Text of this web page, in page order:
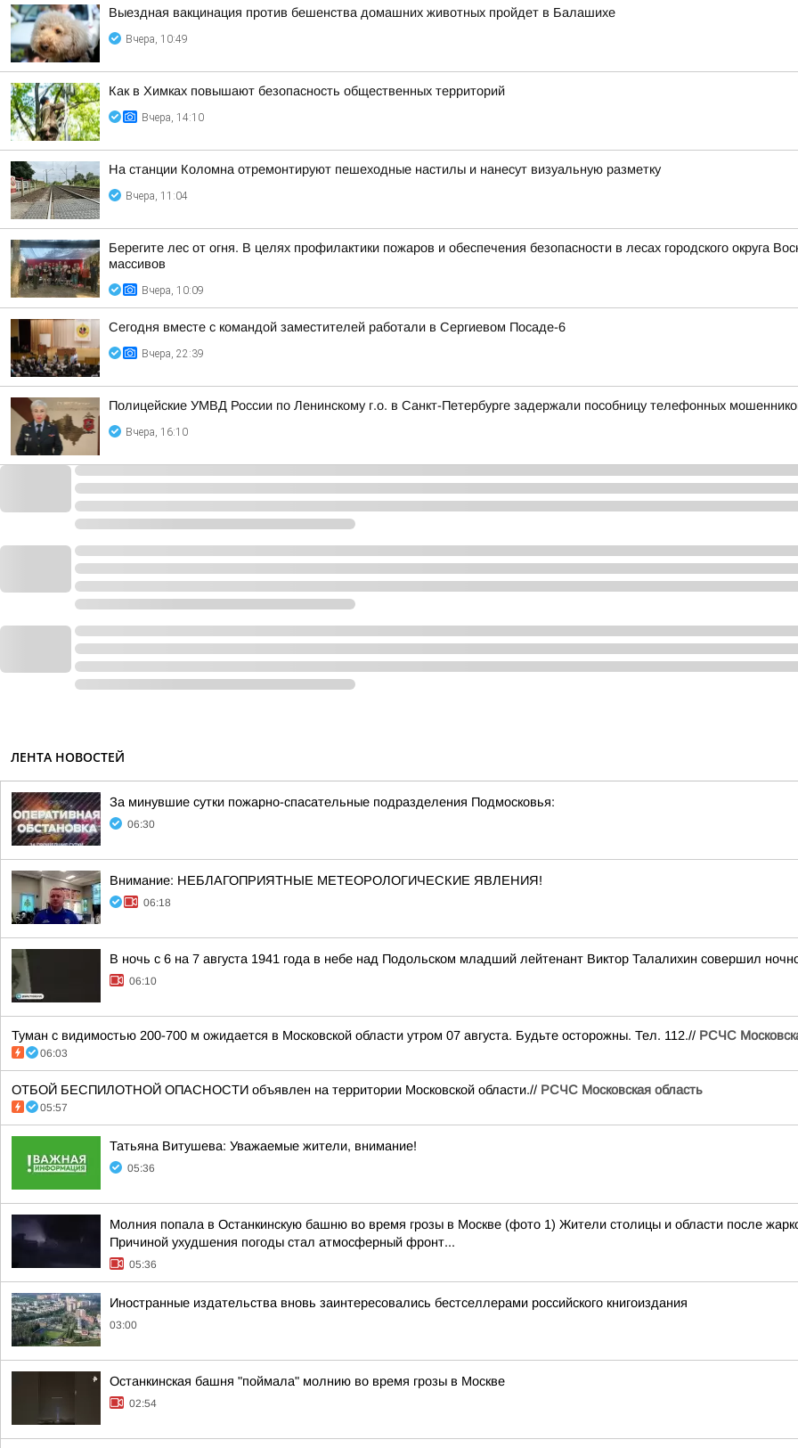
Выездная вакцинация против бешенства домашних животных пройдет в Балашихе
Вчера, 10:49
Как в Химках повышают безопасность общественных территорий
Вчера, 14:10
На станции Коломна отремонтируют пешеходные настилы и нанесут визуальную разметку
Вчера, 11:04
Берегите лес от огня. В целях профилактики пожаров и обеспечения безопасности в лесах городского округа
массивов
Вчера, 10:09
Сегодня вместе с командой заместителей работали в Сергиевом Посаде-6
Вчера, 22:39
Полицейские УМВД России по Ленинскому г.о. в Санкт-Петербурге задержали пособницу телефонных
Вчера, 16:10
ЛЕНТА НОВОСТЕЙ
За минувшие сутки пожарно-спасательные подразделения Подмосковья:
06:30
Внимание: НЕБЛАГОПРИЯТНЫЕ МЕТЕОРОЛОГИЧЕСКИЕ ЯВЛЕНИЯ!
06:18
В ночь с 6 на 7 августа 1941 года в небе над Подольском младший лейтенант Виктор Талалихин совершил
06:10
Туман с видимостью 200-700 м ожидается в Московской области утром 07 августа. Будьте осторожны. Тел. 112.// РСЧС
06:03
ОТБОЙ БЕСПИЛОТНОЙ ОПАСНОСТИ объявлен на территории Московской области.// РСЧС Московская область
05:57
Татьяна Витушева: Уважаемые жители, внимание!
05:36
Молния попала в Останкинскую башню во время грозы в Москве (фото 1) Жители столицы и области после
Причиной ухудшения погоды стал атмосферный фронт...
05:36
Иностранные издательства вновь заинтересовались бестселлерами российского книгоиздания
03:00
Останкинская башня "поймала" молнию во время грозы в Москве
02:54